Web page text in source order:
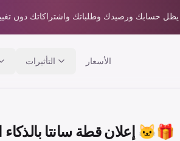
التأثيرات الأسعار
إعلان قطة سانتا بالذكاء الاصطناعي 🐱🎁